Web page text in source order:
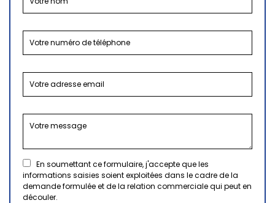
En soumettant ce formulaire, j'accepte que les
informations saisies soient exploitées dans le cadre de la
demande formulée et de la relation commerciale qui peut en
découler.